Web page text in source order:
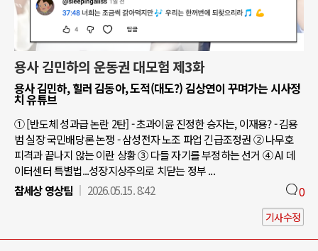
용사 김민하의 운동권 대모험 제3화
용사 김민하, 힐러 김동아, 도적(대도?) 김상연이 꾸며가는 시사정
치 유튜브
① [반도체 성과급 논란 2탄] - 초과이윤 진정한 승자는, 이재용? - 김용
범 실장 국민배당론 논쟁 - 삼성전자 노조 파업 긴급조정권 ② 나무호
피격과 끝나지 않는 이란 상황 ③ 다들 자기를 부정하는 선거 ④ AI 데
이터센터 특별법...성장지상주의로 치닫는 정부 ...
참세상 영상팀
2026.05.15. 8:42 0
기사수정